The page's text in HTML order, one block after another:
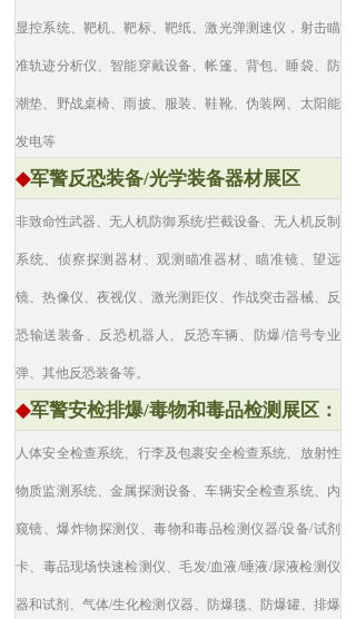
显控系统、靶机、靶标、靶纸、激光弹测速仪，射击瞄
准轨迹分析仪、智能穿戴设备、帐篷、背包、睡袋、防
潮垫、野战桌椅、雨披、服装、鞋靴、伪装网、太阳能
发电等
◆军警反恐装备/光学装备器材展区
非致命性武器、无人机防御系统/拦截设备、无人机反制
系统、侦察探测器材、观测瞄准器材、瞄准镜、望远
镜、热像仪、夜视仪、激光测距仪、作战突击器械、反
恐输送装备、反恐机器人、反恐车辆、防爆/信号专业
弹、其他反恐装备等。
◆军警安检排爆/毒物和毒品检测展区：
人体安全检查系统、行李及包裹安全检查系统、放射性
物质监测系统、金属探测设备、车辆安全检查系统、内
窥镜、爆炸物探测仪、毒物和毒品检测仪器/设备/试剂
卡、毒品现场快速检测仪、毛发/血液/唾液/尿液检测仪
器和试剂、气体/生化检测仪器、防爆毯、防爆罐、排爆